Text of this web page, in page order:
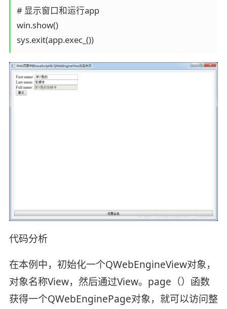
# 显示窗口和运行app
win.show()
sys.exit(app.exec_())
代码分析
在本例中，初始化一个QWebEngineView对象，
对象名称View，然后通过View。page（）函数
获得一个QWebEnginePage对象，就可以访问整